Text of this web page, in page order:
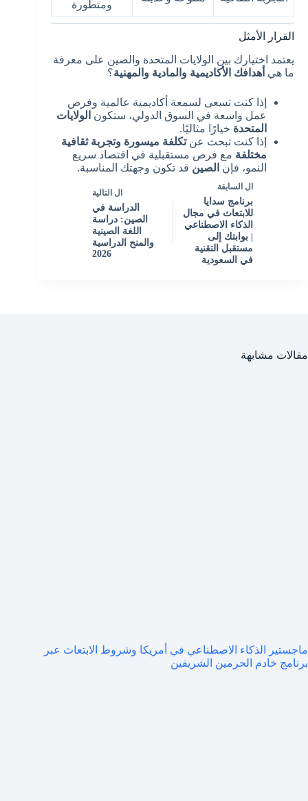
ومتطورة
القرار الأمثل
يعتمد اختيارك بين الولايات المتحدة والصين على معرفة
ما هي أهدافك الأكاديمية والمادية والمهنية؟
إذا كنت تسعى لسمعة أكاديمية عالمية وفرص
عمل واسعة في السوق الدولي، ستكون الولايات
المتحدة خيارًا مثاليًا.
إذا كنت تبحث عنتكلفة ميسورة وتجربة ثقافية
مختلفة مع فرص مستقبلية في اقتصاد سريع
النمو، فإن الصين قد تكون وجهتك المناسبة.
ال السابقة
برنامج سدايا
للابتعاث في مجال
الذكاء الاصطناعي
| بوابتك إلى
مستقبل التقنية
في السعودية
ال التالية
الدراسة في
الصين: دراسة
اللغة الصينية
والمنح الدراسية
2026
مقالات مشابهة
ماجستير الذكاء الاصطناعي في أمريكا وشروط الابتعاث عبر
برنامج خادم الحرمين الشريفين